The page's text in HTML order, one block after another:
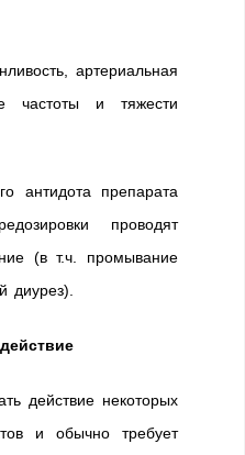
артериальная
частоты и тяжести
антидота препарата
проводят
(в т.ч. промывание
диурез).
действие некоторых
и обычно требует